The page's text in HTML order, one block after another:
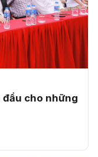
đầu cho những